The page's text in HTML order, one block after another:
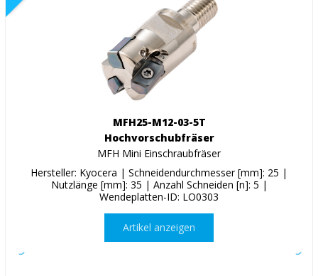
MFH25-M12-03-5T
Hochvorschubfräser
MFH Mini Einschraubfräser
Hersteller: Kyocera | Schneidendurchmesser [mm]: 25 |
Nutzlänge [mm]: 35 | Anzahl Schneiden [n]: 5 |
Wendeplatten-ID: LO0303
Artikel anzeigen